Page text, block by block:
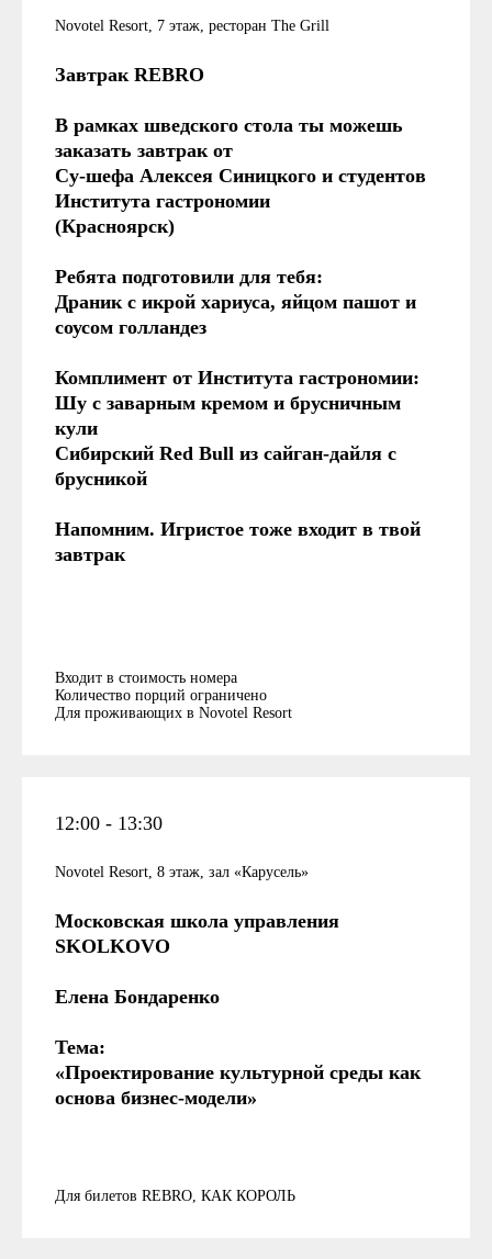
Novotel Resort, 7 этаж, ресторан The Grill
Завтрак REBRO
В рамках шведского стола ты можешь
заказать завтрак от
Су-шефа Алексея Синицкого и студентов
Института гастрономии
(Красноярск)
Ребята подготовили для тебя:
Драник с икрой хариуса, яйцом пашот и
соусом голландез
Комплимент от Института гастрономии:
Шу с заварным кремом и брусничным
кули
Сибирский Red Bull из сайган-дайля с
брусникой
Напомним. Игристое тоже входит в твой
завтрак
Входит в стоимость номера
Количество порций ограничено
Для проживающих в Novotel Resort
12:00 - 13:30
Novotel Resort, 8 этаж, зал «Карусель»
Московская школа управления
SKOLKOVO
Елена Бондаренко
Тема:
«Проектирование культурной среды как
основа бизнес-модели»
Для билетов REBRO, КАК КОРОЛЬ